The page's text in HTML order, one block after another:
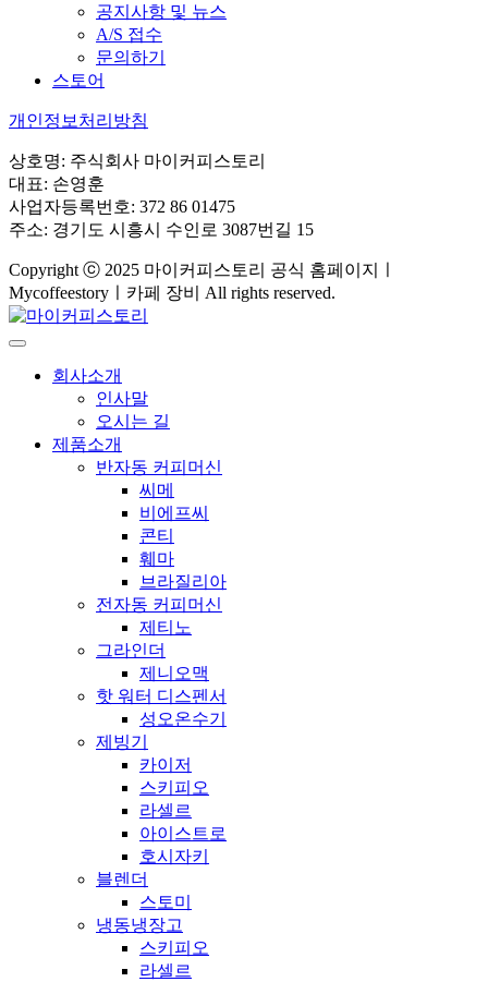
공지사항 및 뉴스
A/S 접수
문의하기
스토어
개인정보처리방침
상호명: 주식회사 마이커피스토리
대표: 손영훈
사업자등록번호: 372 86 01475
주소: 경기도 시흥시 수인로 3087번길 15
Copyright ⓒ 2025 마이커피스토리 공식 홈페이지ㅣ
Mycoffeestoryㅣ카페 장비 All rights reserved.
회사소개
인사말
오시는 길
제품소개
반자동 커피머신
씨메
비에프씨
콘티
훼마
브라질리아
전자동 커피머신
제티노
그라인더
제니오맥
핫 워터 디스펜서
성오온수기
제빙기
카이저
스키피오
라셀르
아이스트로
호시자키
블렌더
스토미
냉동냉장고
스키피오
라셀르